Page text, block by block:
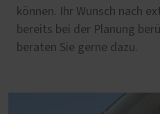
können. Ihr Wunsch nach
bereits bei der Planung
beraten Sie gerne dazu.